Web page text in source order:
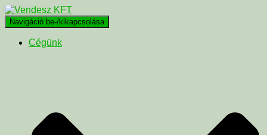
Navigáció be-/kikapcsolása
Cégünk